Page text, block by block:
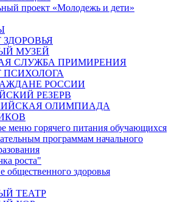
проект «Молодежь и дети»
МУЗЕЙ
СЛУЖБА ПРИМИРЕНИЯ
ПСИХОЛОГА
РОССИИ
РЕЗЕРВ
ОЛИМПИАДА
меню горячего питания обучающихся
программам начального
роста"
общественного здоровья
ТЕАТР